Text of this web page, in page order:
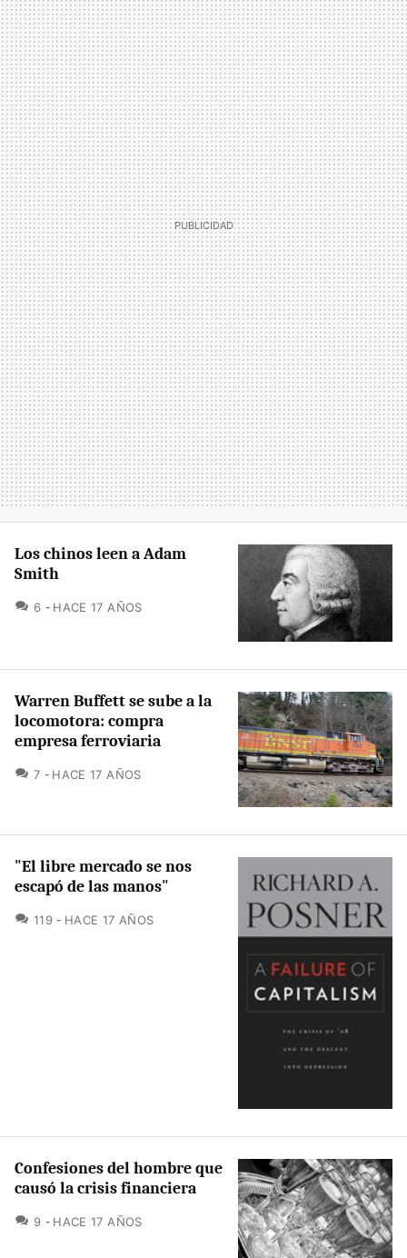
Los chinos leen a Adam
Smith
6 COMENTARIOS
HACE 17 AÑOS
Warren Buffett se sube a la
locomotora: compra
empresa ferroviaria
7 COMENTARIOS
HACE 17 AÑOS
"El libre mercado se nos
escapó de las manos"
119COMENTARIOS
HACE 17 AÑOS
Confesiones del hombre que
causó la crisis financiera
9 COMENTARIOS
HACE 17 AÑOS